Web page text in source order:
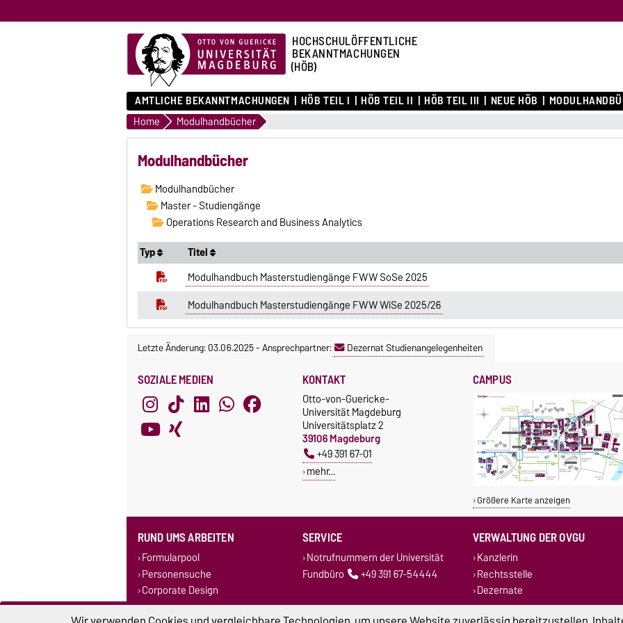
HOCHSCHULÖFFENTLICHE
BEKANNTMACHUNGEN
(HÖB)
AMTLICHE BEKANNTMACHUNGEN HÖB TEIL I HÖB TEIL II HÖB TEIL III NEUE HÖB
Home Modulhandbücher
Modulhandbücher
Modulhandbücher
Master - Studiengänge
Operations Research and Business Analytics
Typ
Titel
Modulhandbuch Masterstudiengänge FWW SoSe 2025
Modulhandbuch Masterstudiengänge FWW WiSe 2025/26
Letzte Änderung: 03.06.2025-Ansprechpartner: Dezernat Studienangelegenheiten
SOZIALE MEDIEN KONTAKT
Otto-von-Guericke-
Universität Magdeburg
Universitätsplatz 2
39106 Magdeburg
+49 391 67-01
mehr…
CAMPUS
Größere Karte anzeigen
RUND UMS ARBEITEN
Formularpool
Personensuche
Corporate Design
Stellenausschreibungen
SERVICE
Notrufnummern der Universität
Fundbüro
+49 391 67-54444
VERWALTUNG DER OVGU
Kanzlerin
Rechtsstelle
Dezernate